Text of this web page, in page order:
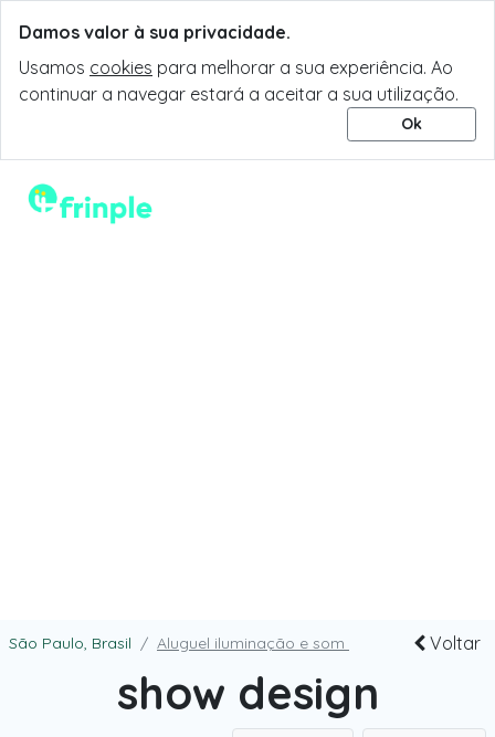
Damos valor à sua privacidade.
Usamos cookies para melhorar a sua experiência. Ao
continuar a navegar estará a aceitar a sua utilização.
Ok
São Paulo, Brasil Aluguel iluminação e som Voltar
show design